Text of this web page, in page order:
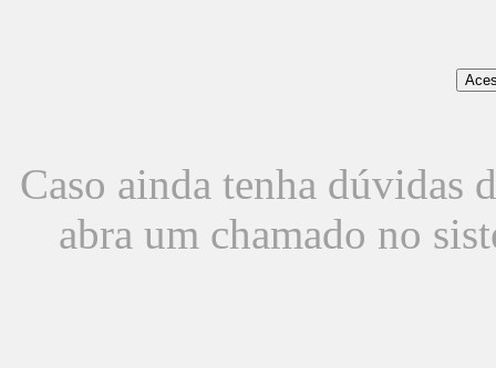
Caso ainda tenha dúvidas
abra um chamado no